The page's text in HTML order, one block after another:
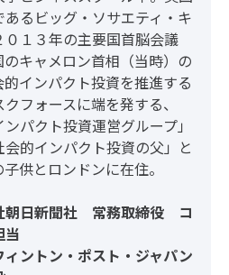
るビッグ・ソサエティ・キ
１３年の主要国首脳会議
のキャメロン首相（当時）の
インパクト投資を推進する
フォースに端を発する、
パクト投資運営グループ」
会的インパクト投資の父」と
供とロンドンに在住。
朝日新聞社 常務取締役 コ
当
・ポスト・ジャパン